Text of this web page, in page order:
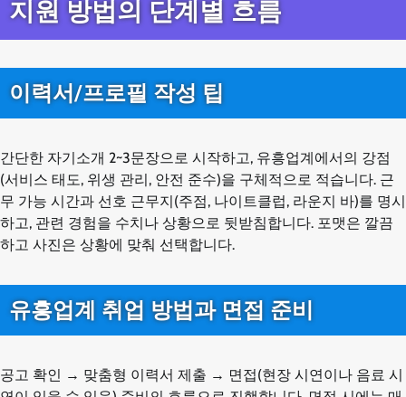
지원 방법의 단계별 흐름
이력서/프로필 작성 팁
간단한 자기소개 2~3문장으로 시작하고, 유흥업계에서의 강점
(서비스 태도, 위생 관리, 안전 준수)을 구체적으로 적습니다. 근
무 가능 시간과 선호 근무지(주점, 나이트클럽, 라운지 바)를 명시
하고, 관련 경험을 수치나 상황으로 뒷받침합니다. 포맷은 깔끔
하고 사진은 상황에 맞춰 선택합니다.
유흥업계 취업 방법과 면접 준비
공고 확인 → 맞춤형 이력서 제출 → 면접(현장 시연이나 음료 시